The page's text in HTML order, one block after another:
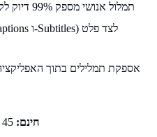
תמלול אנושי מספק 99% דיוק לקבצי שמע טכניים או מורכבים
אספקת תמלילים בתוך האפליקציה
חינם: 45 דקות בחודש (באנגלית בלבד)